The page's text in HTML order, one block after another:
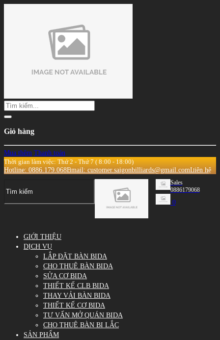
Giỏ hàng
Mua thêm Thanh toán
Thời gian làm việc: Thứ 2 - Thứ 7 ( 8:00 - 18:00)
Hotline: 0886.179.068Email: customer.saigonbilliards@gmail.comLiên hệ
Sales
0886179068
0
GIỚI THIỆU
DỊCH VỤ
LẮP ĐẶT BÀN BIDA
CHO THUÊ BÀN BIDA
SỬA CƠ BIDA
THIẾT KẾ CLB BIDA
THAY VẢI BÀN BIDA
THIẾT KẾ CƠ BIDA
TƯ VẤN MỞ QUÁN BIDA
CHO THUÊ BÀN BI LẮC
SẢN PHẨM